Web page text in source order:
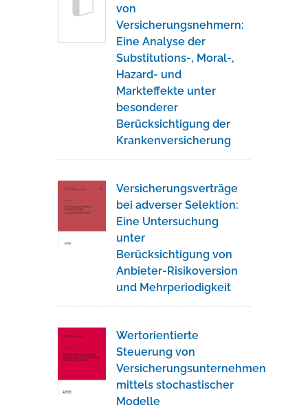
von
Versicherungsnehmern:
Eine Analyse der
Substitutions-, Moral-,
Hazard- und
Markteffekte unter
besonderer
Berücksichtigung der
Krankenversicherung
Versicherungsverträge
bei adverser Selektion:
Eine Untersuchung
unter
Berücksichtigung von
Anbieter-Risikoversion
und Mehrperiodigkeit
Wertorientierte
Steuerung von
Versicherungsunternehmen
mittels stochastischer
Modelle